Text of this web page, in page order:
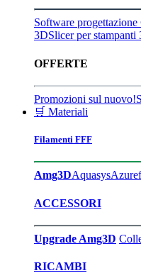
Software
3DSlicer per stampanti
OFFERTE
Promozioni sul nuovo!
🛒 Materiali
Filamenti FFF
Amg3DAquasys
ACCESSORI
Upgrade Amg3D
RICAMBI